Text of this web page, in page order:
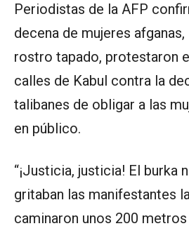
Periodistas de la AFP
decena de mujeres
rostro tapado, protestaron
calles de Kabul contra la
talibanes de obligar a las
en público.
“¡Justicia, justicia! El burka
gritaban las manifestantes
caminaron unos 200